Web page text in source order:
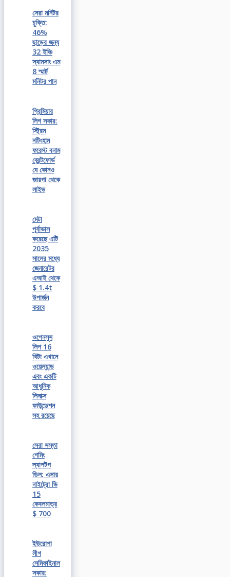
সেরা মনিটর
চুক্তি:
46%
ছাড়ের জন্য
32 ইঞ্চি
স্যামসাং এম
8 স্মার্ট
মনিটর পান
প্রিমিয়ার
লিগ সকার:
স্ট্রিম
নটিংহাম
ফরেস্ট বনাম
ব্রেন্টফোর্ড
যে কোনও
জায়গা থেকে
লাইভ
মেটা
পূর্বাভাস
করেছে এটি
2035
সালের মধ্যে
জেনারেটর
এআই থেকে
$ 1.4t
উপার্জন
করবে
ওপেনসুস
লিপ 16
বিটা এখানে
ওয়েল্যান্ড
এবং একটি
আধুনিক
লিনাক্স
ফাউন্ডেশন
সহ রয়েছে
সেরা সস্তা
গেমিং
ল্যাপটপ
ডিল: এসার
নাইট্রো ভি
15
কেবলমাত্র
$ 700
ইউরোপা
লীগ
সেমিফাইনাল
সকার: